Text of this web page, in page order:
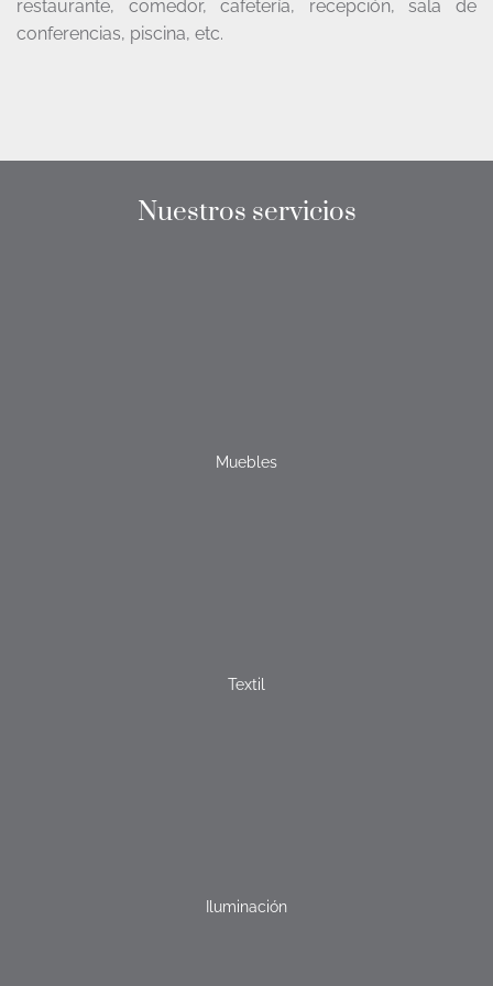
restaurante, comedor, cafetería, recepción, sala de
conferencias, piscina, etc.
Nuestros servicios
Muebles
Textil
Iluminación